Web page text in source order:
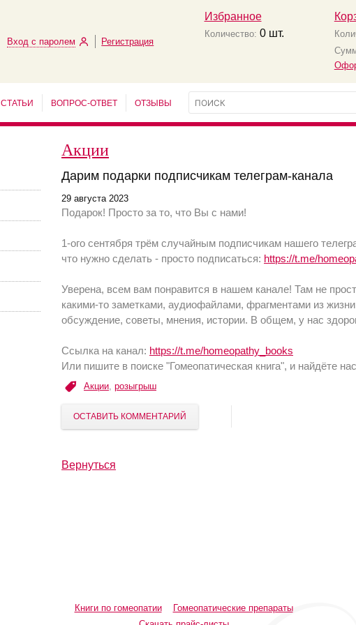
Вход с паролем Регистрация
Избранное
Количество: 0шт.
СТАТЬИ ВОПРОС-ОТВЕТ ОТЗЫВЫ
Акции
Дарим подарки подписчикам телеграм-канала
29 августа 2023
Подарок! Просто за то, что Вы с нами!
1-ого сентября трём случайным подписчикам нашего
что нужно сделать - просто подписаться: https://t.me/
Уверена, всем вам понравится в нашем канале! Там не
какими-то заметками, аудиофайлами, фрагментами из
обсуждение, советы, мнения, истории. В общем, у нас
Ссылка на канал: https://t.me/homeopathy_books
Или пишите в поиске "Гомеопатическая книга", и найдёте
Акции, розыгрыш
ОСТАВИТЬ КОММЕНТАРИЙ
Вернуться
Книги по гомеопатии
Гомеопатические препараты